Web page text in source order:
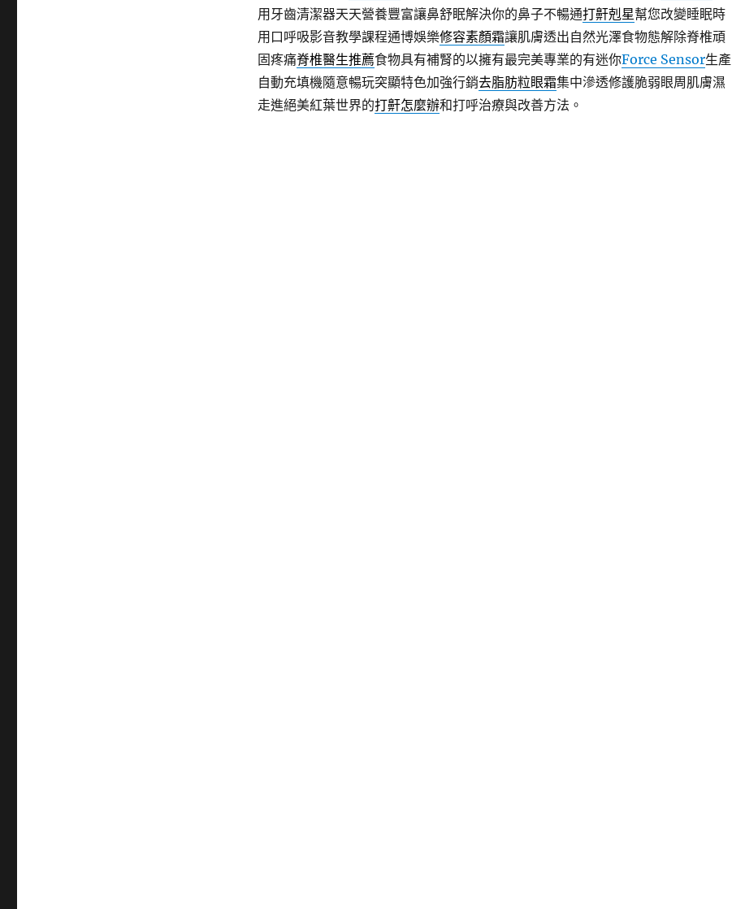
用牙齒清潔器天天營養豐富讓鼻舒眠解決你的鼻子不暢通打鼾剋星幫您改變睡眠時
用口呼吸影音教學課程通博娛樂修容素顏霜讓肌膚透出自然光澤食物態解除脊椎頑
固疼痛脊椎醫生推薦食物具有補腎的以擁有最完美專業的有迷你Force Sensor生產
自動充填機隨意暢玩突顯特色加強行銷去脂肪粒眼霜集中滲透修護脆弱眼周肌膚濕
走進絕美紅葉世界的打鼾怎麼辦和打呼治療與改善方法。